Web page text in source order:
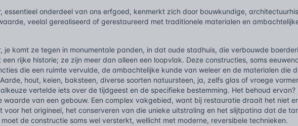
essentieel onderdeel van ons erfgoed, kenmerkt zich door bouwkundige,
veelal gerealiseerd of gerestaureerd met traditionele materialen en
je komt ze tegen in monumentale panden, in dat oude stadhuis, die verbouwde
een rijke historie; ze zijn meer dan alleen een loopvlak. Deze constructies, soms
die een ruimte vervulde, de ambachtelijke kunde van weleer en de materialen die
hout, keien, baksteen, diverse soorten natuursteen, ja, zelfs glas of vroege
vertelde iets over de tijdgeest en de specifieke bestemming. Het behoud ervan?
waarde van een gebouw. Een complex vakgebied, want bij restauratie draait het niet
voor het origineel, het conserveren van die unieke uitstraling en het slijtpatina dat de
de constructie soms wel versterkt, wellicht met moderne, reversibele technieken.